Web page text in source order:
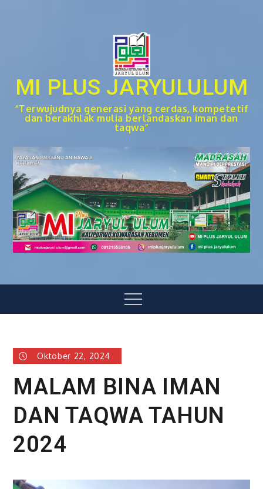
MI PLUS JARYULULUM
“Terwujudnya generasi yang cerdas, kompetetif
dan berakhlak mulia berlandaskan iman dan
taqwa”
Menu
Oktober 22, 2024
MALAM BINA IMAN
DAN TAQWA TAHUN
2024